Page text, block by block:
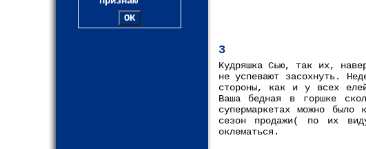
3
Кудряшка Сью, так их,
не успевают засохнуть.
стороны, как и у всех
Ваша бедная в горшке
супермаркетах можно
сезон продажи( по их
оклематься.